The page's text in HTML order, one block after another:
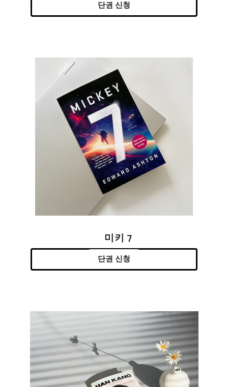
단권 신청
미키 7
단권 신청